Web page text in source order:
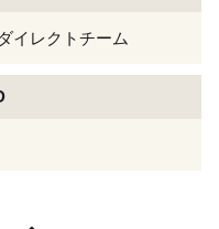
イレクトチーム